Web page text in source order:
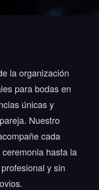
la organización
para bodas en
únicas y
Nuestro
cada
hasta la
y sin